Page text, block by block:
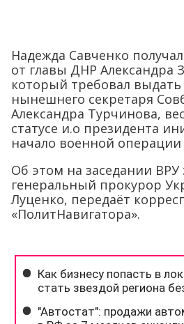
Надежда Савченко
от главы ДНР Александра
который требовал
нынешнего секретаря
Александра Турчинова,
статусе и.о президента
начало военной
Об этом на заседании ВРУ
генеральный прокурор
Луценко, передаёт
«ПолитНавигатора».